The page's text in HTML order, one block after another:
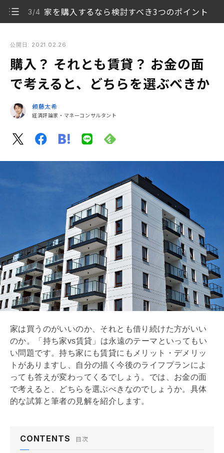
3/4 家を購入するなら検討すべき3つのポイント
きか
1/4 持ち家・賃貸のメリットとデメリット
2/4 持ち家と賃貸で住宅関連コストはどのくらい変わる？
3/4 家を購入するなら検討すべき3つのポイント
4/4 お金を貯められる選択をしよう
公開日: 2021.02.26
購入？ それとも賃貸？ お金の面
で考えると、どちらを選ぶべきか
頼藤太希
経済評論家・マネーコンサルタント
家は買うのがいいのか、それとも借り続けた方がいい
のか。「持ち家vs賃貸」は永遠のテーマといってもい
い問題です。持ち家にも賃貸にもメリット・デメリッ
トがありますし、自分の描く今後のライフプランによ
っても答えが変わってくるでしょう。では、お金の面
で考えると、どちらを選ぶべきなのでしょうか。具体
的な試算と筆者の見解を紹介します。
CONTENTS 目次